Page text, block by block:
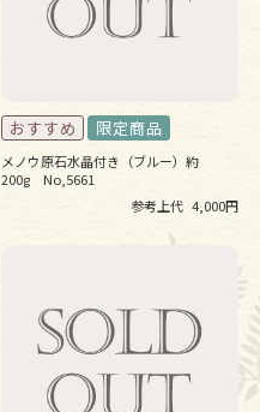
メノウ原石水晶付き（ブルー）約
200g No,5661
参考上代 4,000円